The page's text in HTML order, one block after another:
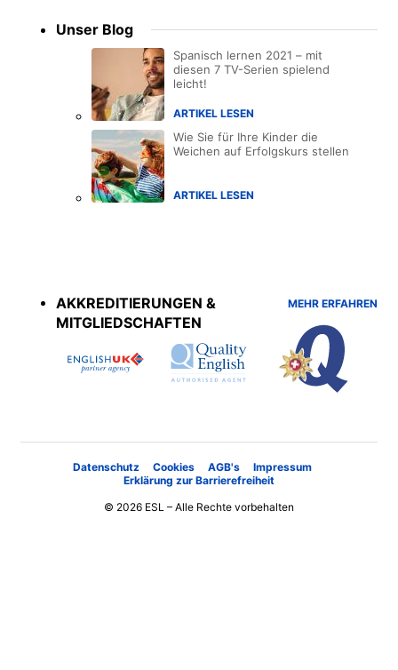
Unser Blog
Spanisch lernen 2021 – mit
diesen 7 TV-Serien spielend
leicht!
ARTIKEL LESEN
Wie Sie für Ihre Kinder die
Weichen auf Erfolgskurs stellen
ARTIKEL LESEN
AKKREDITIERUNGEN &
MITGLIEDSCHAFTEN
MEHR ERFAHREN
Datenschutz Cookies AGB's
Impressum
Erklärung zur Barrierefreiheit
© 2026 ESL – Alle Rechte vorbehalten